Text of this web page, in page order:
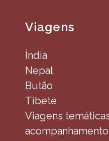
Viagens
Índia
Nepal
Butão
Tibete
Viagens